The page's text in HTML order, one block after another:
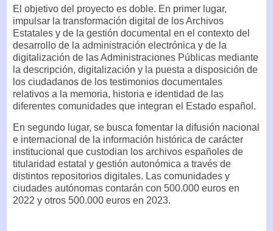
El objetivo del proyecto es doble. En primer lugar,
impulsar la transformación digital de los Archivos
Estatales y de la gestión documental en el contexto del
desarrollo de la administración electrónica y de la
digitalización de las Administraciones Públicas mediante
la descripción, digitalización y la puesta a disposición de
los ciudadanos de los testimonios documentales
relativos a la memoria, historia e identidad de las
diferentes comunidades que integran el Estado español.
En segundo lugar, se busca fomentar la difusión nacional
e internacional de la información histórica de carácter
institucional que custodian los archivos españoles de
titularidad estatal y gestión autonómica a través de
distintos repositorios digitales. Las comunidades y
ciudades autónomas contarán con 500.000 euros en
2022 y otros 500.000 euros en 2023.